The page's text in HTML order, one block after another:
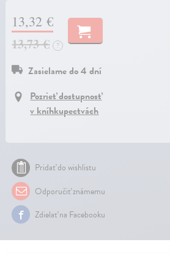
13,32 €
13,73 €
?
Zasielame do 4 dní
Pozrieť dostupnosť
v kníhkupectvách
Pridať do wishlistu
Odporučiť známemu
Zdielať na Facebooku